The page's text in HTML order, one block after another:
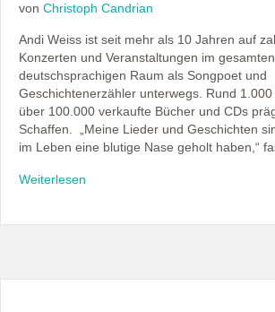
von Christoph Candrian
Andi Weiss ist seit mehr als 10 Jahren auf
Konzerten und Veranstaltungen im gesamten
deutschsprachigen Raum als Songpoet und
Geschichtenerzähler unterwegs. Rund
über 100.000 verkaufte Bücher und CDs
Schaffen. „Meine Lieder und Geschichten
im Leben eine blutige Nase geholt haben,“
Weiterlesen